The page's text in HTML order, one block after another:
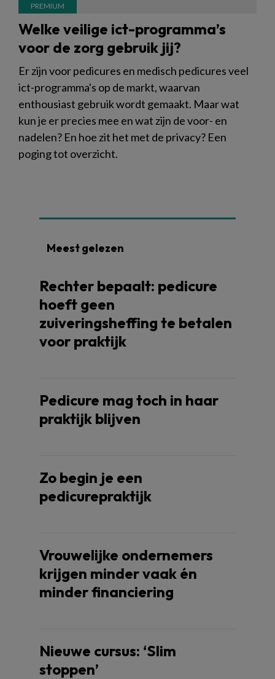
Welke veilige ict-programma’s
voor de zorg gebruik jij?
Er zijn voor pedicures en medisch pedicures veel
ict-programma's op de markt, waarvan
enthousiast gebruik wordt gemaakt. Maar wat
kun je er precies mee en wat zijn de voor- en
nadelen? En hoe zit het met de privacy? Een
poging tot overzicht.
Meest gelezen
Rechter bepaalt: pedicure
hoeft geen
zuiveringsheffing te betalen
voor praktijk
Pedicure mag toch in haar
praktijk blijven
Zo begin je een
pedicurepraktijk
Vrouwelijke ondernemers
krijgen minder vaak én
minder financiering
Nieuwe cursus: ‘Slim
stoppen’